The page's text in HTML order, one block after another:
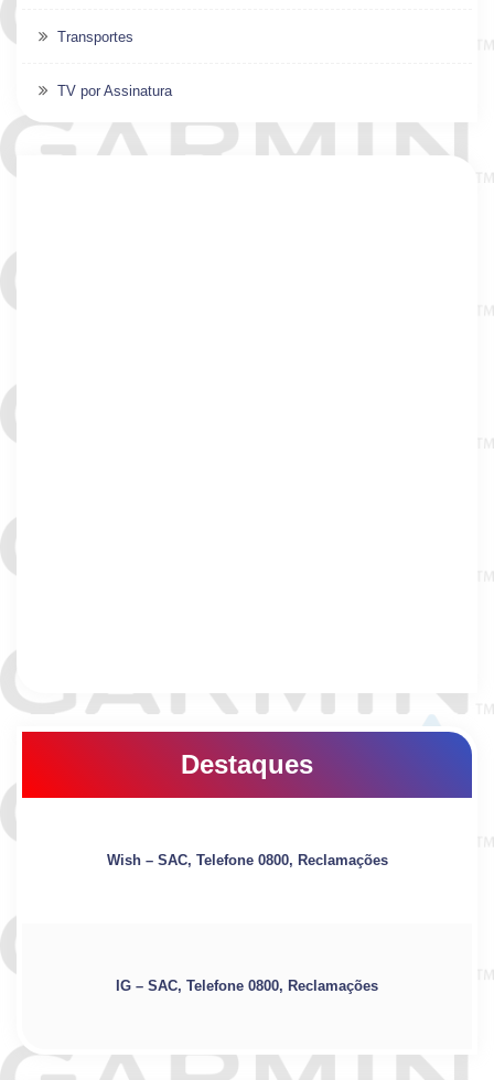
Transportes
TV por Assinatura
Destaques
Wish – SAC, Telefone 0800, Reclamações
IG – SAC, Telefone 0800, Reclamações